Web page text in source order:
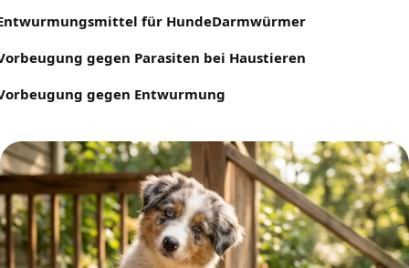
für HundeDarmwürmer
gegen Parasiten bei Haustieren
gegen Entwurmung